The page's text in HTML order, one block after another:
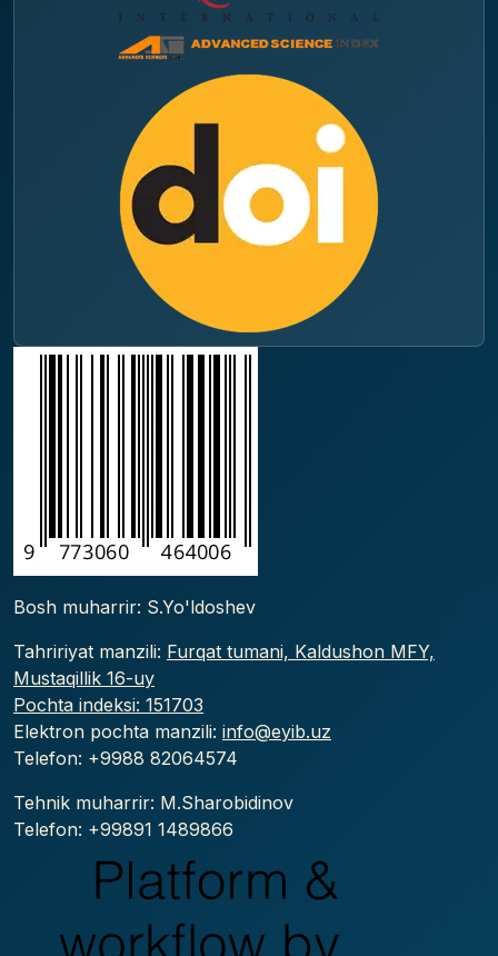
Bosh muharrir: S.Yo'ldoshev
Tahririyat manzili: Furqat tumani, Kaldushon MFY,
Mustaqillik 16-uy
Pochta indeksi: 151703
Elektron pochta manzili: info@eyib.uz
Telefon: +9988 82064574
Tehnik muharrir: M.Sharobidinov
Telefon: +99891 1489866